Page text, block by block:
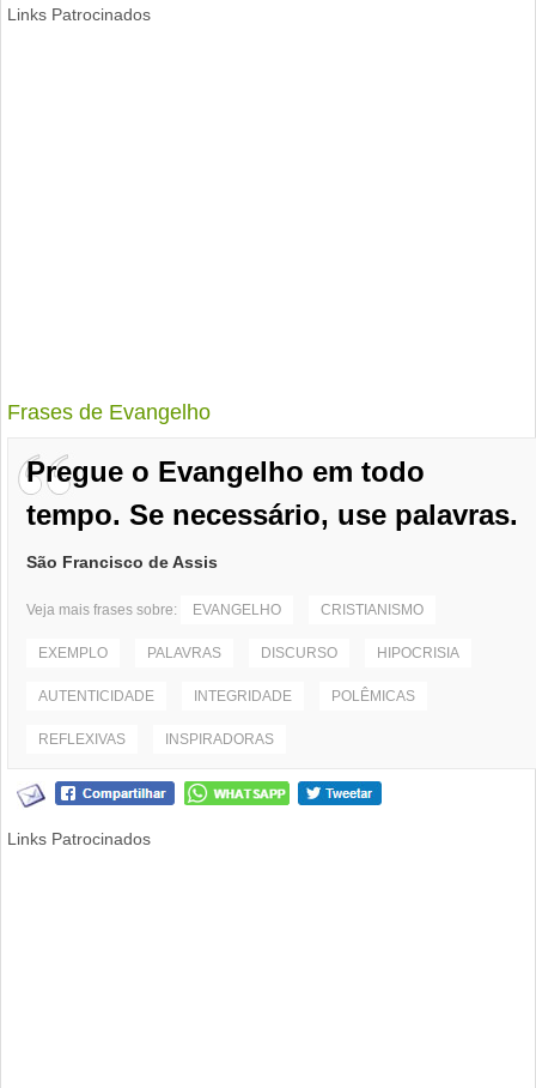
Links Patrocinados
Frases de Evangelho
Pregue o Evangelho em todo
tempo. Se necessário, use palavras.
São Francisco de Assis
Veja mais frases sobre: EVANGELHO CRISTIANISMO
EXEMPLO PALAVRAS DISCURSO HIPOCRISIA
AUTENTICIDADE INTEGRIDADE POLÊMICAS
REFLEXIVAS INSPIRADORAS
Links Patrocinados